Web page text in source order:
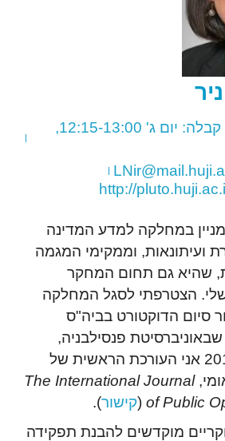
ניר
חדר 4322. שעות קבלה: יום ג' 12:15-13:00,
http://
במחלקה למדע המדינה
ועיתונאות, וממקימי המגמה
שהיא גם תחום המחקר
הצטרפתי לסגל המחלקה
לאחר סיום הדוקטורט בביה"ס
פנסילבניה,
ארה"ב. משנת 2014 אני העורכת הראשית של
The International Journal
of Public
(קישור).
מוקדשים להבנת תפקידה